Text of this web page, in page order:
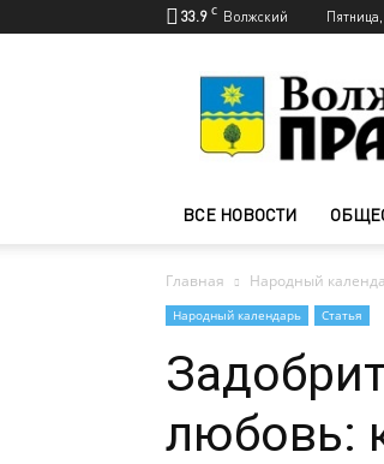
33.9 C Волжский
—
ВСЕ НОВОСТИ
Главная Народный
Народный календарь Статья
любовь: